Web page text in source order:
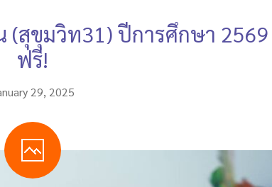
(สุขุมวิท31) ปีการศึกษา 2569
ฟรี!
29, 2025